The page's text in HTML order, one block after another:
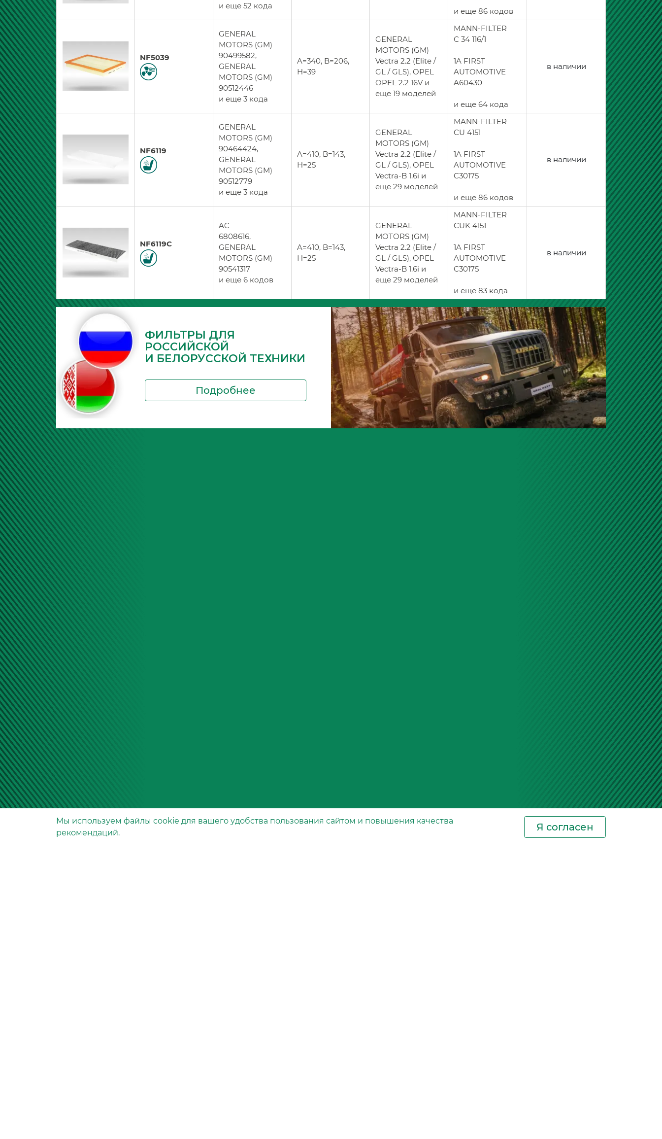
и еще 52 кода
и еще 86 кодов
NF5039
GENERAL
MOTORS (GM)
90499582,
GENERAL
MOTORS (GM)
90512446
и еще 3 кода
A=340, B=206,
H=39
GENERAL
MOTORS (GM)
Vectra 2.2 (Elite /
GL / GLS), OPEL
OPEL 2.2 16V и
еще 19 моделей
MANN-FILTER
C 34 116/1
1A FIRST
AUTOMOTIVE
A60430
и еще 64 кода
в наличии
NF6119
GENERAL
MOTORS (GM)
90464424,
GENERAL
MOTORS (GM)
90512779
и еще 3 кода
A=410, B=143,
H=25
GENERAL
MOTORS (GM)
Vectra 2.2 (Elite /
GL / GLS), OPEL
Vectra-B 1.6i и
еще 29 моделей
MANN-FILTER
CU 4151
1A FIRST
AUTOMOTIVE
C30175
и еще 86 кодов
в наличии
NF6119C
AC
6808616,
GENERAL
MOTORS (GM)
90541317
и еще 6 кодов
A=410, B=143,
H=25
GENERAL
MOTORS (GM)
Vectra 2.2 (Elite /
GL / GLS), OPEL
Vectra-B 1.6i и
еще 29 моделей
MANN-FILTER
CUK 4151
1A FIRST
AUTOMOTIVE
C30175
и еще 83 кода
в наличии
ФИЛЬТРЫ ДЛЯ
РОССИЙСКОЙ
И БЕЛОРУССКОЙ ТЕХНИКИ
Подробнее
Новости
Мы используем файлы сookie для вашего удобства пользования сайтом и повышения качества
рекомендаций.
Я согласен